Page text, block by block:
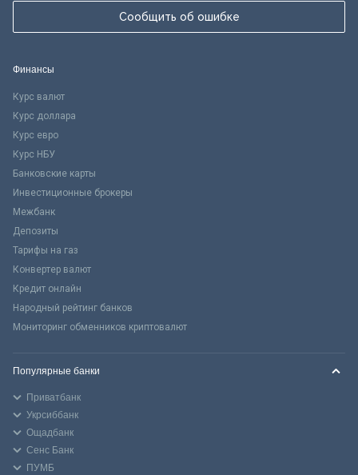
Сообщить об ошибке
Финансы
Курс валют
Курс доллара
Курс евро
Курс НБУ
Банковские карты
Инвестиционные брокеры
Межбанк
Депозиты
Тарифы на газ
Конвертер валют
Кредит онлайн
Народный рейтинг банков
Мониторинг обменников криптовалют
Популярные банки
Приватбанк
Укрсиббанк
Ощадбанк
Сенс Банк
ПУМБ